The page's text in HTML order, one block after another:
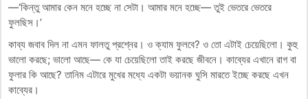
—‘কিন্তু আমার কেন মনে হচ্ছে না সেটা। আমার মনে হচ্ছে— তুই ভেতরে ভেতরে
ফুলছিস।’
কাব্য জবাব দিল না এমন ফালতু প্রশ্নের। ও ক্যাম ফুলবে? ও তো এটাই চেয়েছিলো। কুহু
ভালো করছে; ভালো আছে— কে যা চেয়েছিলো তাই করছে জীবনে। কাব্যের এখানে রাগ বা
ফুলার কি আছে? তানিম এটারে মুখের মধ্যে একটা ভয়ানক ঘুসি মারতে ইচ্ছে করছে এখন
কাব্যের।